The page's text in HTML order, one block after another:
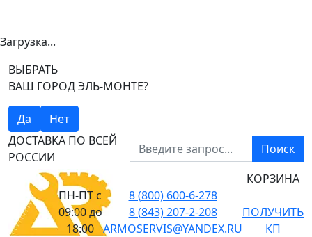
Загрузка...
ВЫБРАТЬ
ВАШ ГОРОД ЭЛЬ-МОНТЕ?
Да
Нет
ДОСТАВКА ПО ВСЕЙ
РОССИИ
Поиск
ПН-ПТ с
09:00 до
18:00
8 (800) 600-6-278
8 (843) 207-2-208
ARMOSERVIS@YANDEX.RU
КОРЗИНА
ПОЛУЧИТЬ
КП